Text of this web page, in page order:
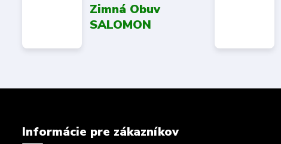
Zimná Obuv
SALOMON
Informácie pre zákazníkov